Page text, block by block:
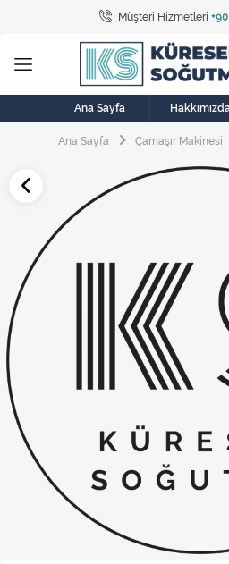
Müşteri Hizmetleri
Tüm
Bulaşık
Buzdolabı
Çamaşır
Elektrikli
Elektrikli
Fan
Fırın, Ocak ve
Klima
Kombi
Ana Sayfa
Ana Sayfa Çamaşır Makinesi